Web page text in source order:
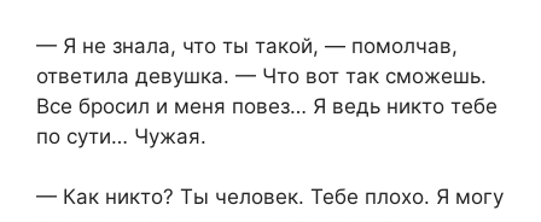
— Я не знала, что ты такой, — помолчав,
ответила девушка. — Что вот так сможешь.
Все бросил и меня повез… Я ведь никто тебе
по сути… Чужая.
— Как никто? Ты человек. Тебе плохо. Я могу